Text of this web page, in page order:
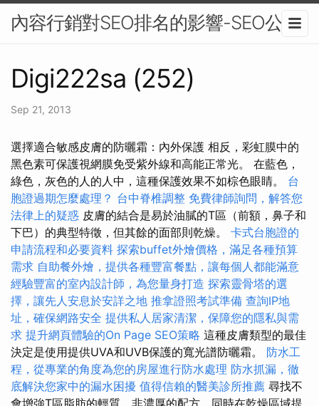
內容行銷對SEO排名的影響-SEO公司
Digi222sa (252)
Sep 21, 2013
選擇適合敏感皮膚的防曬霜：內外保護 相反，彩虹膜中的
黑色素可保護視網膜免受紫外線和高能正常光。 在藍色，
綠色，灰色的人的人中，這種保護效果不如棕色眼睛。 台
胞證過期怎麼處理？ 台中脊椎調整 免費律師詢問，解答您
法律上的疑惑 皮膚的結合是易於油膩的T區（前額，鼻子和
下巴）的典型特徵，但其餘的面部則乾燥。 卡式台胞證的
申請流程和必要資料 探索buffet外燴價格，滿足各種預算
需求 自助餐外燴，提供各種豐富餐點，讓每個人都能滿意
經驗豐富的室內設計師，為您量身打造 探索靈骨塔的選
擇，讓先人安息於安詳之地 推拿證照考試準備 查詢IP地
址，確保網路安全 提供私人居家清潔，保障您的隱私與需
求 提升網頁體驗的On Page SEO策略 這種皮膚類型的最佳
決定是使用提供UVA和UVB保護的寬光譜防曬霜。 防水工
程，從專業的角度為您的房屋進行防水處理 防水抓漏，徹
底解決您家中的漏水困擾 值得信賴的醫美診所推薦 尋找不
會增強T區脂肪的輕質，非濃厚的配方，同時在乾燥區域提